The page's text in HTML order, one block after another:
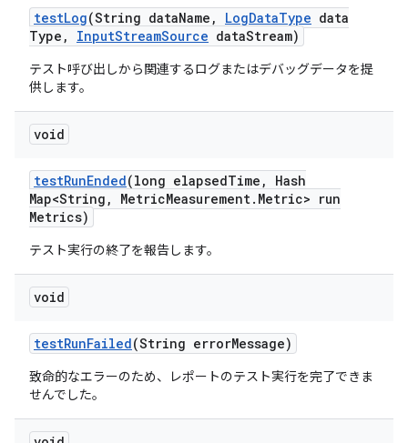
testLog(String dataName , LogDataType data
Type , InputStreamSource dataStream)
テスト呼び出しから関連するログまたはデバッグデータを提
供します。
void
testRunEnded(long elapsedTime ,
Hash
Map<String , MetricMeasurement. Metric> run
Metrics)
テスト実行の終了を報告します。
void
testRunFailed(String errorMessage)
致命的なエラーのため、レポートのテスト実行を完了できま
せんでした。